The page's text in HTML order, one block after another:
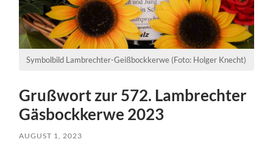
Symbolbild Lambrechter-Geißbockkerwe (Foto: Holger Knecht)
Grußwort zur 572. Lambrechter
Gäsbockkerwe 2023
AUGUST 1, 2023